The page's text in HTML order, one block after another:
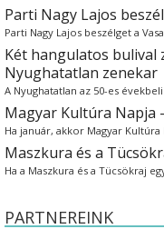
Parti Nagy Lajos
Parti Nagy Lajos beszélget a
Két hangulatos bulival
Nyughatatlan zenekar
A Nyughatatlan az 50-es
Magyar Kultúra Napja
Ha január, akkor Magyar
Maszkura és a
Ha a Maszkura és a Tücsökraj
PARTNEREINK